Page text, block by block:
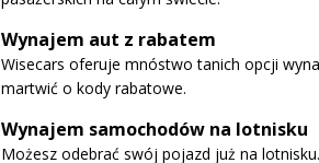
Wynajem aut z rabatem
Wisecars oferuje mnóstwo tanich opcji
martwić o kody rabatowe.
Wynajem samochodów na lotnisku
Możesz odebrać swój pojazd już na